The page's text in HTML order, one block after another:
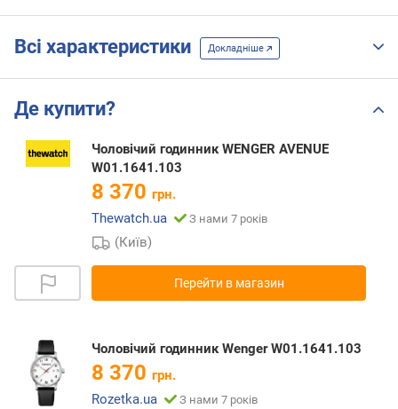
Всі характеристики Докладніше
Де купити?
Чоловічий годинник WENGER AVENUE
W01.1641.103
8 370 грн.
Thewatch.ua
З нами 7 років
(Київ)
Перейти в магазин
Чоловічий годинник Wenger W01.1641.103
8 370 грн.
Rozetka.ua
З нами 7 років